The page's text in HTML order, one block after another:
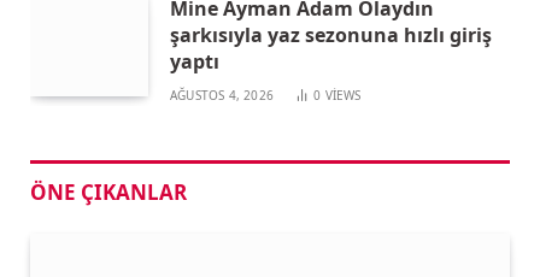
Mine Ayman Adam Olaydın
şarkısıyla yaz sezonuna hızlı giriş
yaptı
AĞUSTOS 4, 2026 0 VIEWS
ÖNE ÇIKANLAR